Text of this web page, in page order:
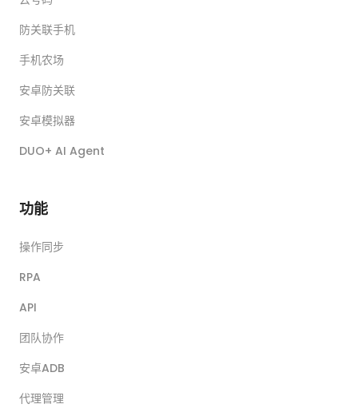
防关联手机
手机农场
安卓防关联
安卓模拟器
DUO+ AI Agent
功能
操作同步
RPA
API
团队协作
安卓ADB
代理管理